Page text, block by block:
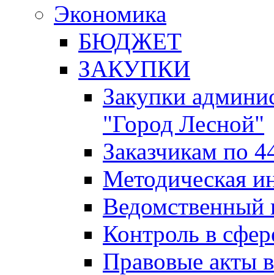
Экономика
БЮДЖЕТ
ЗАКУПКИ
Закупки
"Город Лесной"
Заказчикам по
Методическая
Ведомственный
Контроль в
Правовые акты